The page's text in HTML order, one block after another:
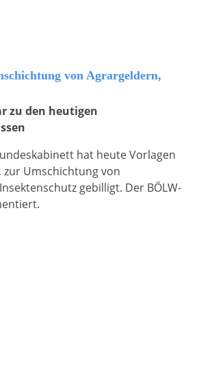
von Agrargeldern,
zu den heutigen
hat heute Vorlagen
zur Umschichtung von
gebilligt. Der BÖLW-